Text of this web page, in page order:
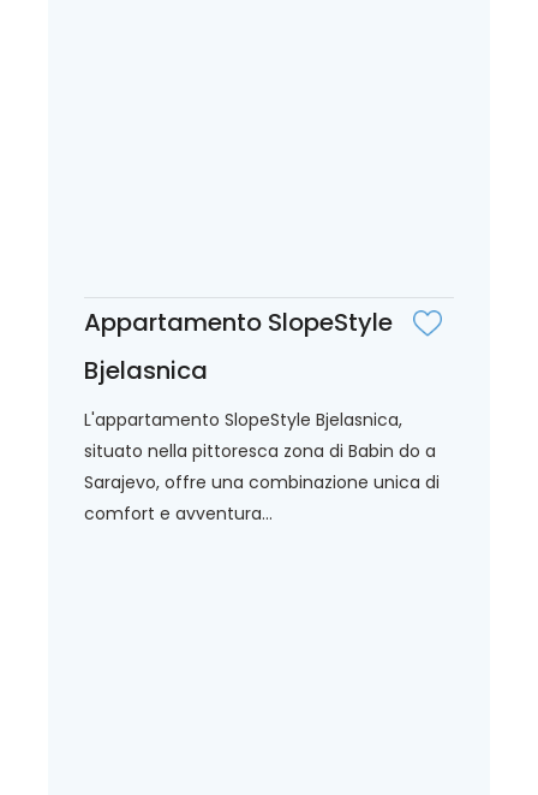
Appartamento SlopeStyle
Bjelasnica
L'appartamento SlopeStyle Bjelasnica,
situato nella pittoresca zona di Babin do a
Sarajevo, offre una combinazione unica di
comfort e avventura...